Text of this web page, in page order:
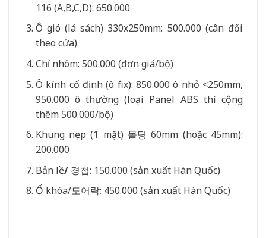
116 (A,B,C,D): 650.000
Ô gió (lá sách) 330x250mm: 500.000 (cân đối
theo cửa)
Chỉ nhôm: 500.000 (đơn giá/bộ)
Ô kính cố định (ô fix): 850.000 ô nhỏ <250mm,
950.000 ô thường (loại Panel ABS thì cộng
thêm 500.000/bộ)
Khung nẹp (1 mặt) 몰딩 60mm (hoặc 45mm):
200.000
Bản lề/ 경첩: 150.000 (sản xuất Hàn Quốc)
Ổ khóa/도어락: 450.000 (sản xuất Hàn Quốc)